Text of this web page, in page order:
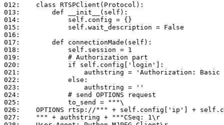
012:	class RTSPClient(Protocol):
013:	    def __init__(self):
014:	        self.config = {}
015:	        self.wait_description = False
016:
017:	    def connectionMade(self):
018:	        self.session = 1
019:	        # Authorization part
020:	        if self.config['login']:
021:	            authstring = 'Authorization: Basic ' + b64encode(self.config['login']+':'+self.config['password']) + '\r\n'
022:	        else:
023:	            authstring = ''
024:	        # send OPTIONS request
025:	        to_send = """\
026:	OPTIONS rtsp://""" + self.config['ip'] + self.config['request'] + """ RTSP/1.0\r
027:	""" + authstring + """CSeq: 1\r